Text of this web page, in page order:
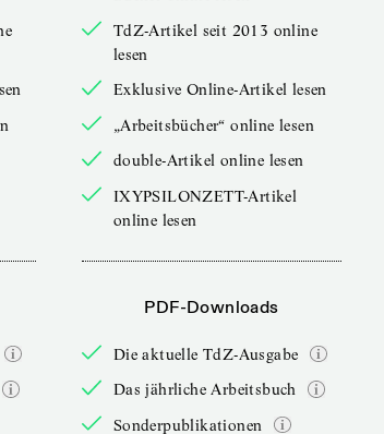
TdZ-Artikel seit 2013 online
lesen
Exklusive Online-Artikel lesen
„Arbeitsbücher“ online lesen
double-Artikel online lesen
IXYPSILONZETT-Artikel
online lesen
PDF-Downloads
Die aktuelle TdZ-Ausgabe
Das jährliche Arbeitsbuch
Sonderpublikationen